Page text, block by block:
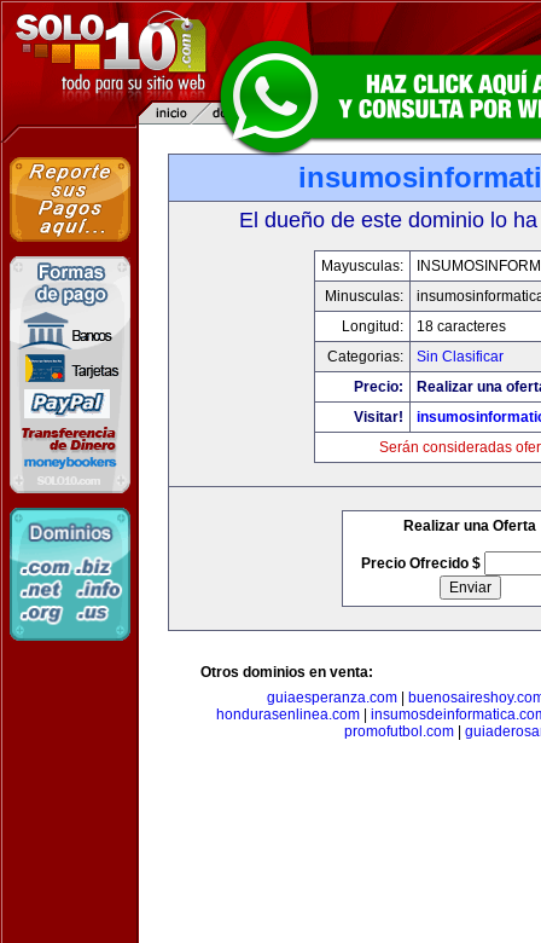
El dueño de este dominio lo
Mayusculas:
Minusculas:
Longitud:
18 caracteres
Categorias:
Sin Clasificar
Precio:
Realizar una
Visitar!
Serán consideradas
Realizar una Oferta
Precio Ofrecido $
Otros dominios en venta:
guiaesperanza.com
hondurasenlinea.com|
promofutbol.com